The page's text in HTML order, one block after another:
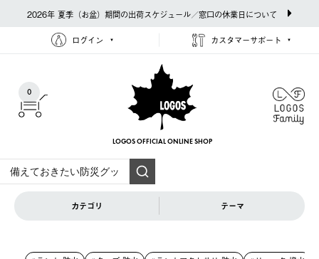
2026年 夏季（お盆）期間の出荷スケジュール／窓口の休業日について
ログイン カスタマーサポート
0
LOGOS OFFICIAL ONLINE SHOP
カテゴリ テーマ